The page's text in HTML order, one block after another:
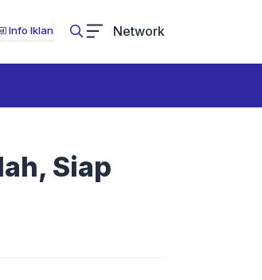
Info Iklan Network
Siap